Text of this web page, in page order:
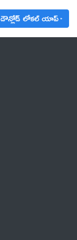
డౌన్లోడ్ లోకల్ యాప్